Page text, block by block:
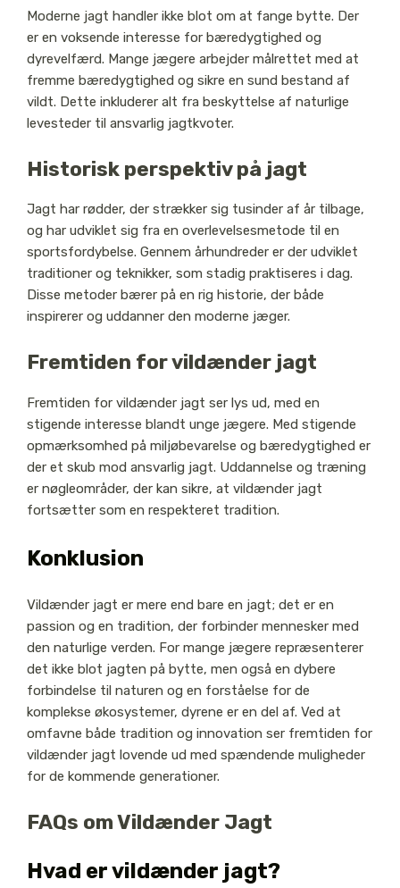
Moderne jagt handler ikke blot om at fange bytte. Der
er en voksende interesse for bæredygtighed og
dyrevelfærd. Mange jægere arbejder målrettet med at
fremme bæredygtighed og sikre en sund bestand af
vildt. Dette inkluderer alt fra beskyttelse af naturlige
levesteder til ansvarlig jagtkvoter.
Historisk perspektiv på jagt
Jagt har rødder, der strækker sig tusinder af år tilbage,
og har udviklet sig fra en overlevelsesmetode til en
sportsfordybelse. Gennem århundreder er der udviklet
traditioner og teknikker, som stadig praktiseres i dag.
Disse metoder bærer på en rig historie, der både
inspirerer og uddanner den moderne jæger.
Fremtiden for vildænder jagt
Fremtiden for vildænder jagt ser lys ud, med en
stigende interesse blandt unge jægere. Med stigende
opmærksomhed på miljøbevarelse og bæredygtighed er
der et skub mod ansvarlig jagt. Uddannelse og træning
er nøgleområder, der kan sikre, at vildænder jagt
fortsætter som en respekteret tradition.
Konklusion
Vildænder jagt er mere end bare en jagt; det er en
passion og en tradition, der forbinder mennesker med
den naturlige verden. For mange jægere repræsenterer
det ikke blot jagten på bytte, men også en dybere
forbindelse til naturen og en forståelse for de
komplekse økosystemer, dyrene er en del af. Ved at
omfavne både tradition og innovation ser fremtiden for
vildænder jagt lovende ud med spændende muligheder
for de kommende generationer.
FAQs om Vildænder Jagt
Hvad er vildænder jagt?